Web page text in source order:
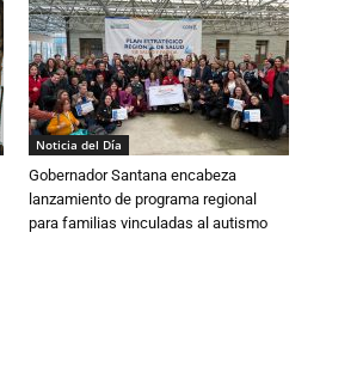
Noticia del Día
Gobernador Santana encabeza
lanzamiento de programa regional
para familias vinculadas al autismo